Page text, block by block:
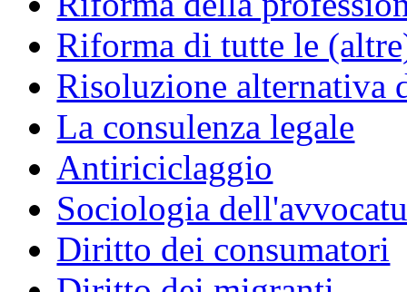
Riforma di tutte le
Risoluzione alternativa
La consulenza legale
Antiriciclaggio
Sociologia
Diritto dei consumatori